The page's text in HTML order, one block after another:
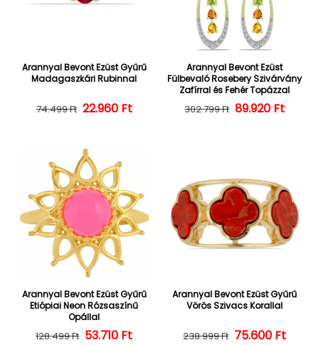
Arannyal Bevont Ezüst Gyűrű
Madagaszkári Rubinnal
Normál ár
74.499 Ft Kedvezményes ár
22.960 Ft
Arannyal Bevont Ezüst
Fülbevaló Rosebery Szivárvány
Zafírral és Fehér Topázzal
Normál ár
302.799 Ft 89.920 Ft
Arannyal Bevont Ezüst Gyűrű
Etiópiai Neon Rózsaszínű
Opállal
Normál ár
128.499 Ft Kedvezményes ár
53.710 Ft
Arannyal Bevont Ezüst Gyűrű
Vörös Szivacs Korallal
Normál ár
238.999 Ft 75.600 Ft